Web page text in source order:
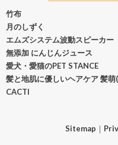
竹布
月のしずく
エムズシステム波動スピーカー
無添加 にんじんジュース
愛犬・愛猫のPET STANCE
髪と地肌に優しいヘアケア 髪
CACTI
Sitemap ｜